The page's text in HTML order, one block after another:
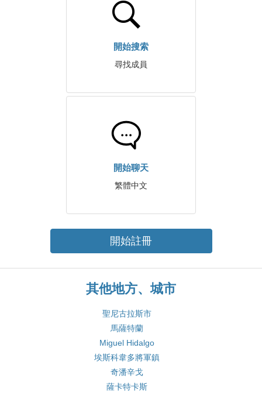
開始搜索
尋找成員
開始聊天
繁體中文
開始註冊
其他地方、城市
聖尼古拉斯市
馬薩特蘭
Miguel Hidalgo
埃斯科韋多將軍鎮
奇潘辛戈
薩卡特卡斯